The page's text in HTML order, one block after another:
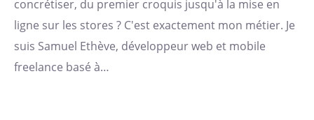
concrétiser, du premier croquis jusqu'à la mise en
ligne sur les stores ? C'est exactement mon métier. Je
suis Samuel Ethève, développeur web et mobile
freelance basé à…